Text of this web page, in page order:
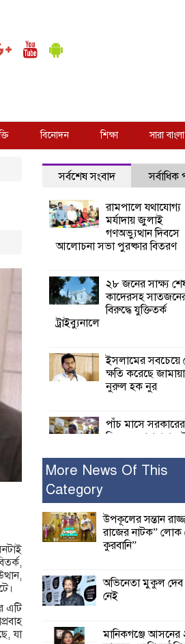
বিনোদন শিক্ষা সারা বাংলা
এটি
যা
সর্বশেষ সংবাদ সর্বাধিক
রামপালে যথাযোগ্য
মর্যাদায় জুলাই
গণঅভ্যুত্থান দিবসে
আলোচনা সভা পুরষ্কার বিতরণ
২৮ জনের সাক্ষ্য
কাদেরসহ
বিরুদ্ধে যুক্তিতর্ক
ট্রাইব্যুনালে
ইসলামের সবচেয়ে
ক্ষতি করেছে
নুরুল হক নুর
পাঁচ মাসে
দিচ্ছেন, আপনারা
করলেন না কেন: শহীদ জিসানের
ক্ষোভ
কালিগঞ্জে নিখোঁজ
মরদেহ অবশেষে
ইছামতী নদীতে
শ্রীউলা ইউনিয়ন
২নং ওয়ার্ডের
কর্মী সম্মেলন অনুষ্ঠিত
More News Of This
Category
উপকূলের সন্তান
রাজের নাটক” লোক
কুরবানি”
অভিনেতা মুকুল
নেই
মানিকগঞ্জে আসনের